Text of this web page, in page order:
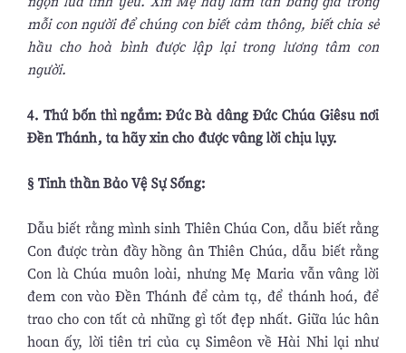
mỗi con người để chúng con biết cảm thông, biết chia sẻ
hầu cho hoà bình được lập lại trong lương tâm con
người.
4. Thứ bốn thì ngắm: Đức Bà dâng Đức Chúa Giêsu nơi
Đền Thánh, ta hãy xin cho được vâng lời chịu lụy.
§ Tinh thần Bảo Vệ Sự Sống:
Dẫu biết rằng mình sinh Thiên Chúa Con, dẫu biết rằng
Con được tràn đầy hồng ân Thiên Chúa, dẫu biết rằng
Con là Chúa muôn loài, nhưng Mẹ Maria vẫn vâng lời
đem con vào Đền Thánh để cảm tạ, để thánh hoá, để
trao cho con tất cả những gì tốt đẹp nhất. Giữa lúc hân
hoan ấy, lời tiên tri của cụ Simêon về Hài Nhi lại như